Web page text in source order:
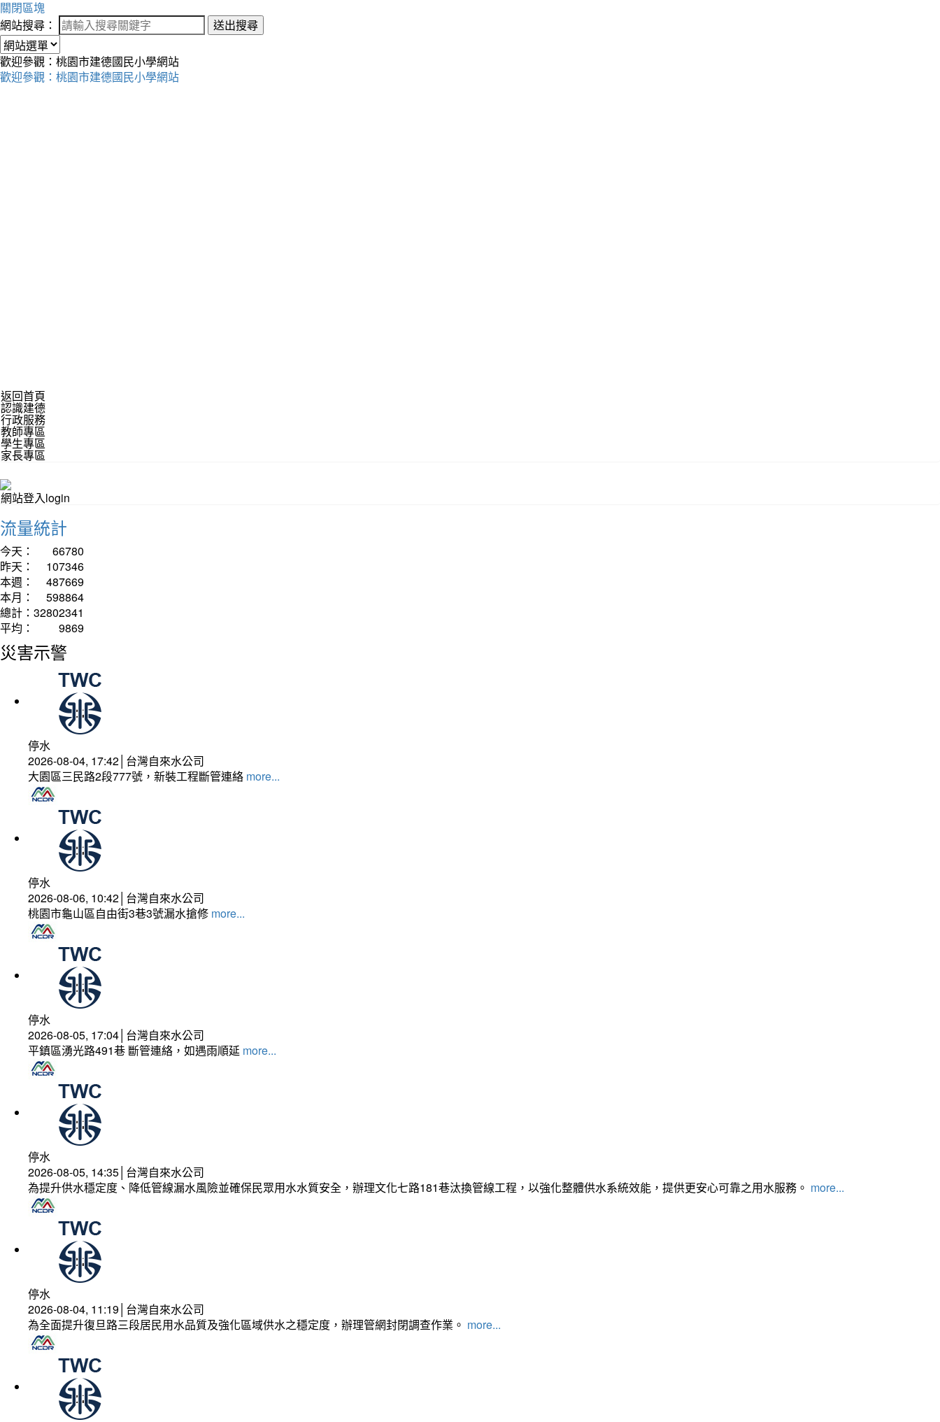
關閉區塊
網站搜尋：
送出搜尋
歡迎參觀：桃園市建德國民小學網站
歡迎參觀：桃園市建德國民小學網站
返回首頁
認識建德
行政服務
教師專區
學生專區
家長專區
網站登入login
流量統計
今天：
66780
昨天：
107346
本週：
487669
本月：
598864
總計： 32802341
平均：
9869
災害示警
停水
2026-08-04, 17:42│台灣自來水公司
大園區三民路2段777號，新裝工程斷管連絡 more...
停水
2026-08-06, 10:42│台灣自來水公司
桃園市龜山區自由街3巷3號漏水搶修 more...
停水
2026-08-05, 17:04│台灣自來水公司
平鎮區湧光路491巷 斷管連絡，如遇雨順延 more...
停水
2026-08-05, 14:35│台灣自來水公司
為提升供水穩定度、降低管線漏水風險並確保民眾用水水質安全，辦理文化七路181巷汰換管線工程，以強化整體供水系統效能，提供更安心可靠之用水服務。 more...
停水
2026-08-04, 11:19│台灣自來水公司
為全面提升復旦路三段居民用水品質及強化區域供水之穩定度，辦理管網封閉調查作業。 more...